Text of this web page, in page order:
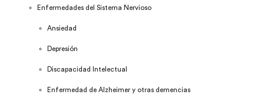
Enfermedades del Sistema Nervioso
Ansiedad
Depresión
Discapacidad Intelectual
Enfermedad de Alzheimer y otras demencias